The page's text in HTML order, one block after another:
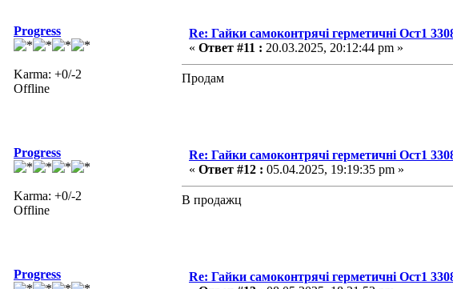
Progress
Karma: +0/-2
Offline
Re: Гайки самоконтрячі герметичні Ост1
« Ответ #11 : 20.03.2025, 20:12:44 pm »
Продам
Progress
Karma: +0/-2
Offline
Re: Гайки самоконтрячі герметичні Ост1
« Ответ #12 : 05.04.2025, 19:19:35 pm »
В продажц
Progress
Re: Гайки самоконтрячі герметичні Ост1